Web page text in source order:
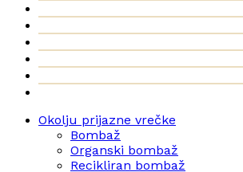
Okolju prijazne vrečke
Bombaž
Organski bombaž
Recikliran bombaž